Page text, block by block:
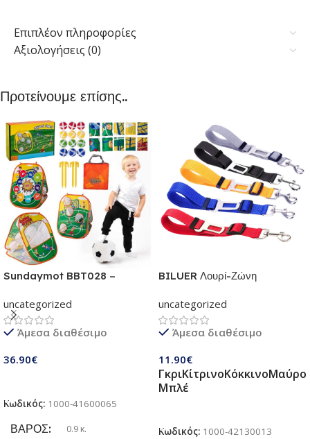
Επιπλέον πληροφορίες
Αξιολογήσεις (0)
Προτείνουμε επίσης..
Sundaymot BBT028 –
εσωτερικού χώρου για παιδιά |
Παιχνίδι δραστηριότητας για
παιδιά 3 σε 1 | Σετ πτυσσόμενα
τσάντα φασολιών,
για παιδιά 3 + ετών
uncategorized
Άμεσα διαθέσιμο
36.90€
Κωδικός: 1000-41600065
ΒΆΡΟΣ 0.9 κ.
BILUER Λουρί-Ζώνη
για Σκύλους και Γάτες | Με
ελαστικό ιμάντα Ρυθμιζόμενος |
Κάνει για όλες τις Ράτσες
uncategorized
Άμεσα διαθέσιμο
11.90€
ΓκριΚίτρινοΚόκκινοΜαύρο
Μπλέ
Κωδικός: 1000-42130013